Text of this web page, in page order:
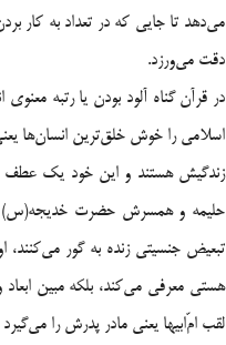
دقت مي‌ورزد.
در قرآن گناه آلود بودن يا رتبه
اسلامي‌ را خوش خلق‌ترين انسان‌ها
زندگيش هستند و اين خود يك عطف
حليمه و همسرش حضرت خديجه(س)
تبعيض جنسيتي زنده به گور
هستي معرفي مي‌كند، بلكه مبين
لقب امّ‌ابيها يعني مادر پدرش را